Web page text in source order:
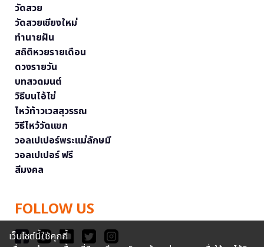
วัดสวย
วัดสวยเชียงใหม่
ทำนายฝัน
สถิติหวยรายเดือน
ดวงรายวัน
บทสวดมนต์
วิธีบนไอ้ไข่
ไหว้ท้าวเวสสุวรรณ
วิธีไหว้วัดแขก
วอลเปเปอร์พระแม่ลักษมี
วอลเปเปอร์ ฟรี
สีมงคล
FOLLOW US
เว็บไซต์นี้ใช้คุกกี้